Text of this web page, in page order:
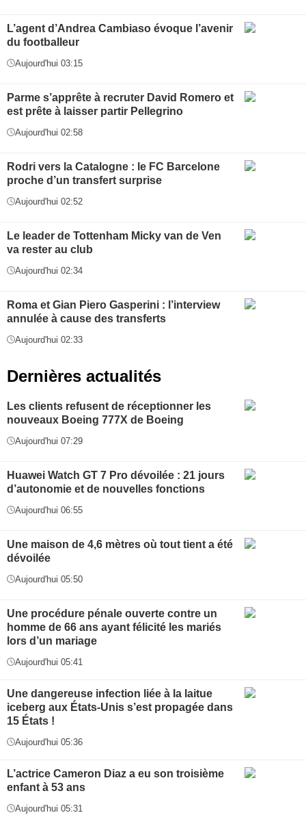
L’agent d’Andrea Cambiaso évoque l’avenir
du footballeur
Aujourd'hui 03:15
Parme s’apprête à recruter David Romero et
est prête à laisser partir Pellegrino
Aujourd'hui 02:58
Rodri vers la Catalogne : le FC Barcelone
proche d’un transfert surprise
Aujourd'hui 02:52
Le leader de Tottenham Micky van de Ven
va rester au club
Aujourd'hui 02:34
Roma et Gian Piero Gasperini : l’interview
annulée à cause des transferts
Aujourd'hui 02:33
Dernières actualités
Les clients refusent de réceptionner les
nouveaux Boeing 777X de Boeing
Aujourd'hui 07:29
Huawei Watch GT 7 Pro dévoilée : 21 jours
d’autonomie et de nouvelles fonctions
Aujourd'hui 06:55
Une maison de 4,6 mètres où tout tient a été
dévoilée
Aujourd'hui 05:50
Une procédure pénale ouverte contre un
homme de 66 ans ayant félicité les mariés
lors d’un mariage
Aujourd'hui 05:41
Une dangereuse infection liée à la laitue
iceberg aux États-Unis s’est propagée dans
15 États !
Aujourd'hui 05:36
L’actrice Cameron Diaz a eu son troisième
enfant à 53 ans
Aujourd'hui 05:31